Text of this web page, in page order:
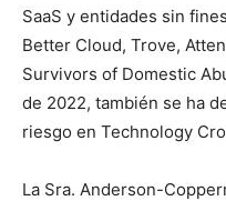
SaaS y entidades sin
Better Cloud, Trove,
Survivors of Domestic
de 2022, también se ha
riesgo en Technology
La Sra. Anderson-